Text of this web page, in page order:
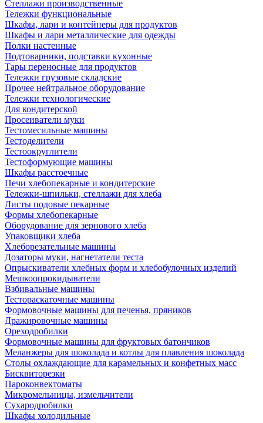
Стеллажи производственные
Тележки функциональные
Шкафы, лари и контейнеры для продуктов
Шкафы и лари металлические для одежды
Полки настенные
Подтоварники, подставки кухонные
Тары переносные для продуктов
Тележки грузовые складские
Прочее нейтральное оборудование
Тележки технологические
Для кондитерской
Просеиватели муки
Тестомесильные машины
Тестоделители
Тестоокруглители
Тестоформующие машины
Шкафы расстоечные
Печи хлебопекарные и кондитерские
Тележки-шпильки, стеллажи для хлеба
Листы подовые пекарные
Формы хлебопекарные
Оборудование для зернового хлеба
Упаковщики хлеба
Хлеборезательные машины
Дозаторы муки, нагнетатели теста
Опрыскиватели хлебных форм и хлебобулочных изделий
Мешкоопрокидыватели
Взбивальные машины
Тестораскаточные машины
Формовочные машины для печенья, пряников
Дражировочные машины
Ореходробилки
Формовочные машины для фруктовых батончиков
Меланжеры для шоколада и котлы для плавления шоколада
Столы охлаждающие для карамельных и конфетных масс
Бисквиторезки
Пароконвектоматы
Микромельницы, измельчители
Сухародробилки
Шкафы холодильные